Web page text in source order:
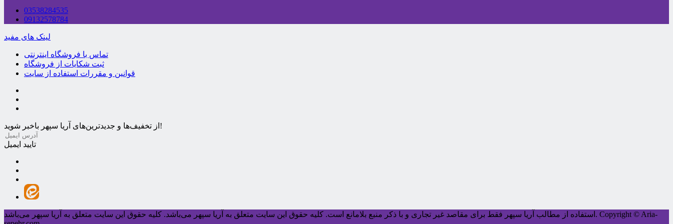
03538284535
09132578784
لینک های مفید
تماس با فروشگاه اینترنتی
ثبت شکایات از فروشگاه
قوانین و مقررات استفاده از سایت
از تخفیف‌ها و جدیدترین‌های آریا سپهر باخبر شوید!
تایید ایمیل
استفاده از مطالب آریا سپهر فقط برای مقاصد غیر تجاری و با ذکر منبع بلامانع است. کليه حقوق اين سايت متعلق به آریا سپهر می‌باشد. کليه حقوق اين سايت متعلق به آریا سپهر می‌باشد. Copyright © Aria-